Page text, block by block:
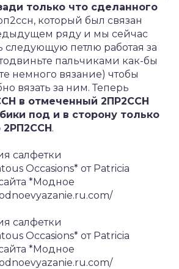
только что сделанного
который был связан
ряду и мы сейчас
следующую петлю работая за
пальчиками как-бы
немного вязание) чтобы
вязать за ним. Теперь
в отмеченный 2ПР2ССН
под и в сторону только
2РП2ССН.
салфетки
Occasions* от Patricia
*Модное
салфетки
Occasions* от Patricia
*Модное